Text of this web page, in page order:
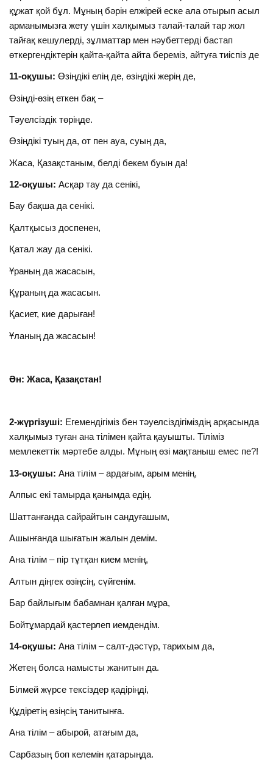
құжат қой бұл. Мұның бәрін елжірей еске ала отырып асыл
арманымызға жету үшін халқымыз талай-талай тар жол
тайғақ кешулерді, зұлматтар мен нәубеттерді бастап
өткергендіктерін қайта-қайта айта береміз, айтуға тиіспіз де
11-оқушы:Өзіңдікі елің де, өзіңдікі жерің де,
Өзіңді-өзің еткен бақ –
Тәуелсіздік төріңде.
Өзіңдікі туың да, от пен ауа, суың да,
Жаса, Қазақстаным, белді бекем буын да!
12-оқушы:Асқар тау да сенікі,
Бау бақша да сенікі.
Қалтқысыз доспенен,
Қатал жау да сенікі.
Ұраның да жасасын,
Құраның да жасасын.
Қасиет, кие дарыған!
Ұланың да жасасын!
Ән: Жаса, Қазақстан!
2-жүргізуші: Егемендігіміз бен тәуелсіздігіміздің арқасында
халқымыз туған ана тілімен қайта қауышты. Тіліміз
мемлекеттік мәртебе алды. Мұның өзі мақтаныш емес пе?!
13-оқушы:Ана тілім – ардағым, арым менің,
Алпыс екі тамырда қанымда едің.
Шаттанғанда сайрайтын сандуғашым,
Ашынғанда шығатын жалын демім.
Ана тілім – пір тұтқан кием менің,
Алтын діңгек өзіңсің, сүйгенім.
Бар байлығым бабамнан қалған мұра,
Бойтұмардай қастерлеп иемдендім.
14-оқушы:Ана тілім – салт-дәстүр, тарихым да,
Жетең болса намысты жанитын да.
Білмей жүрсе тексіздер қадіріңді,
Құдіретің өзіңсің танитынға.
Ана тілім – абырой, атағым да,
Сарбазың боп келемін қатарыңда.